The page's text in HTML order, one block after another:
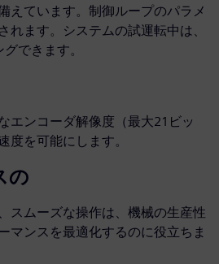
えています。制御ループのパラメ
れます。システムの試運転中は、
できます。
エンコーダ解像度（最大21ビッ
度を可能にします。
の
スムーズな操作は、機械の生産性
マンスを最適化するのに役立ちま